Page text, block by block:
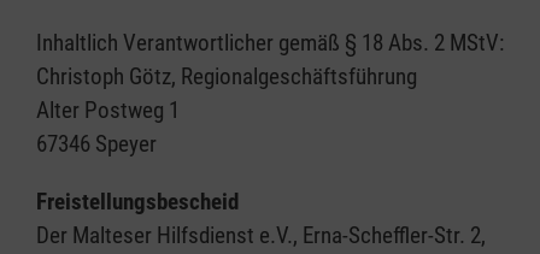
Inhaltlich Verantwortlicher gemäß § 18 Abs. 2 MStV:
Christoph Götz, Regionalgeschäftsführung
Alter Postweg 1
67346 Speyer
Freistellungsbescheid
Der Malteser Hilfsdienst e.V., Erna-Scheffler-Str. 2,